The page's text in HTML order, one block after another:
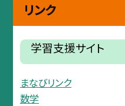
リンク
学習支援サイト
まなびリンク
数学